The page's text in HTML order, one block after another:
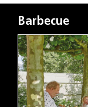
Barbecue